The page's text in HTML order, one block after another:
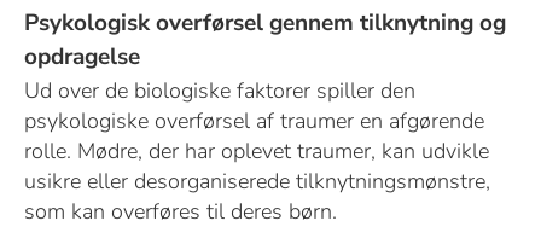
Psykologisk overførsel gennem tilknytning og
opdragelse
Ud over de biologiske faktorer spiller den
psykologiske overførsel af traumer en afgørende
rolle. Mødre, der har oplevet traumer, kan udvikle
usikre eller desorganiserede tilknytningsmønstre,
som kan overføres til deres børn.